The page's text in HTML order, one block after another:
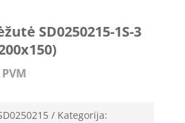
SD0250215-1S-3
Kategorija: